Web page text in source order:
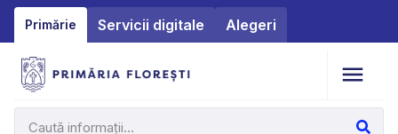
Primărie Servicii digitale Alegeri